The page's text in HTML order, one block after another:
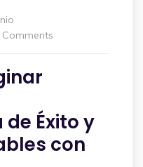
Comments
Éxito y
con